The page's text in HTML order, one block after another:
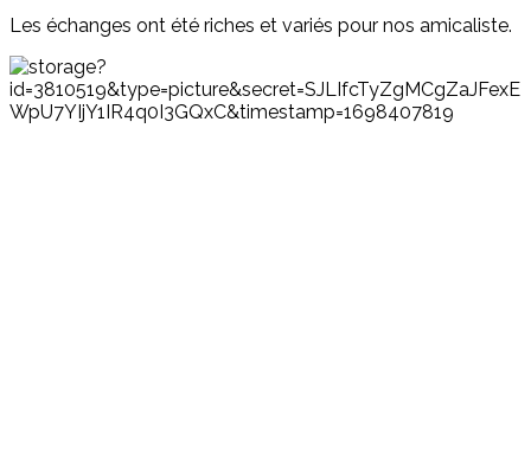
Les échanges ont été riches et variés pour nos amicaliste.